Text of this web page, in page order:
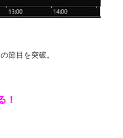
節目を突破。
！